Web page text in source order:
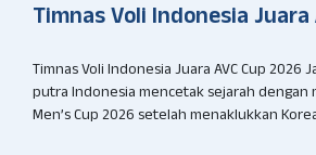
Timnas Voli Indonesia Juara
Timnas Voli Indonesia Juara AVC Cup 2026
putra Indonesia mencetak sejarah dengan
Men’s Cup 2026 setelah menaklukkan